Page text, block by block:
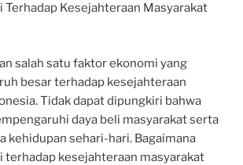
Terhadap Kesejahteraan Masyarakat
salah satu faktor ekonomi yang
besar terhadap kesejahteraan
Tidak dapat dipungkiri bahwa
daya beli masyarakat serta
kehidupan sehari-hari. Bagaimana
terhadap kesejahteraan masyarakat